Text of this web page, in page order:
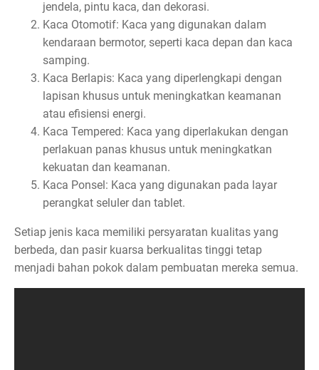
jendela, pintu kaca, dan dekorasi.
Kaca Otomotif: Kaca yang digunakan dalam
kendaraan bermotor, seperti kaca depan dan kaca
samping.
Kaca Berlapis: Kaca yang diperlengkapi dengan
lapisan khusus untuk meningkatkan keamanan
atau efisiensi energi.
Kaca Tempered: Kaca yang diperlakukan dengan
perlakuan panas khusus untuk meningkatkan
kekuatan dan keamanan.
Kaca Ponsel: Kaca yang digunakan pada layar
perangkat seluler dan tablet.
Setiap jenis kaca memiliki persyaratan kualitas yang
berbeda, dan pasir kuarsa berkualitas tinggi tetap
menjadi bahan pokok dalam pembuatan mereka semua.